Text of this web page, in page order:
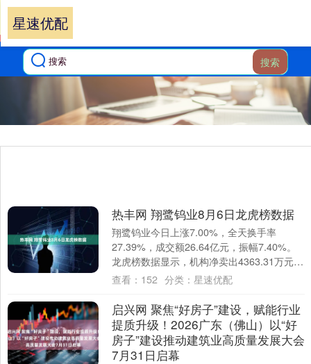
搜索
星速优配
热丰网 翔鹭钨业8月6日龙虎榜数据
翔鹭钨业今日上涨7.00%，全天换手率
27.39%，成交额26.64亿元，振幅7.40%。
龙虎榜数据显示，机构净卖出4363.31万元，
深股通净买入1501.6....
查看： 152 分类： 星速优配
启兴网 聚焦“好房子”建设，赋能行业
提质升级！2026广东（佛山）以“好
房子”建设推动建筑业高质量发展大会
7月31日启幕